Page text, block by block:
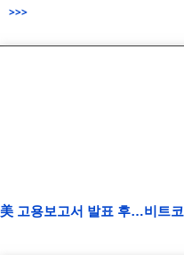
>>>
美 고용보고서 발표 후…비트